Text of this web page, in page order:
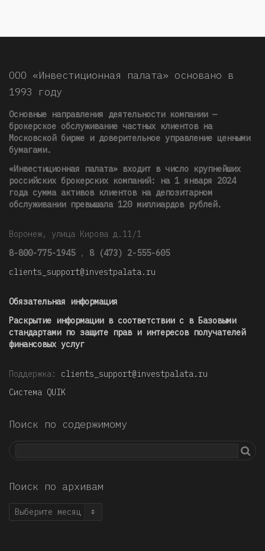
ООО «Инвестиционная палата» основано в
1993 году
Основные направления деятельности компании —
брокерское обслуживание частных клиентов на
Московской бирже и доверительное управление ценными
бумагами.
«Инвестиционная палата» входит в число крупнейших
российских брокерских компаний: на 1 января 2024
года сумма активов клиентов на депозитарном
обслуживании превышала 120 миллиардов рублей.
Воронеж, улица Кирова д.11/1
8-800-775-1945 , 8 (473) 2-555-605
clients_support@investpalata.ru
Обязательная информация
Раскрытие информации в соответствии с в Базовыми
стандартами по защите прав и интересов получателей
финансовых услуг
Поддержка: clients_support@investpalata.ru
Система QUIK
Поиск по содержимому
Поиск по архивам
Поиск